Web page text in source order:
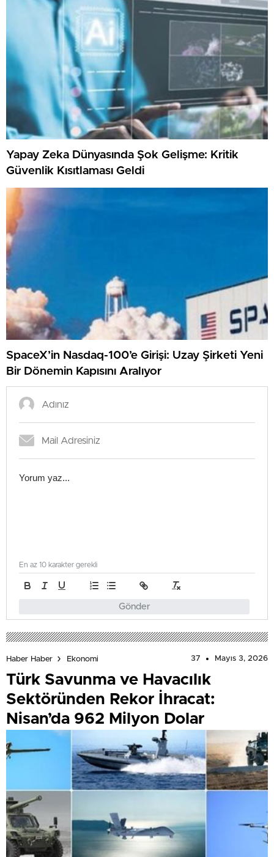
Yapay Zeka Dünyasında Şok Gelişme: Kritik
Güvenlik Kısıtlaması Geldi
SpaceX’in Nasdaq-100’e Girişi: Uzay Şirketi Yeni
Bir Dönemin Kapısını Aralıyor
Gönder
En az 10 karakter gerekli
Haber Haber Ekonomi 37 Mayıs 3, 2026
Türk Savunma ve Havacılık
Sektöründen Rekor İhracat:
Nisan’da 962 Milyon Dolar